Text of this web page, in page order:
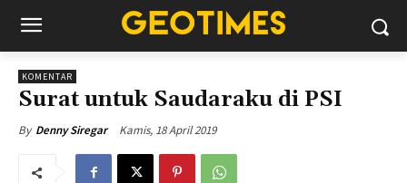
KOMENTAR
Surat untuk Saudaraku di PSI
By Denny Siregar Kamis, 18 April 2019